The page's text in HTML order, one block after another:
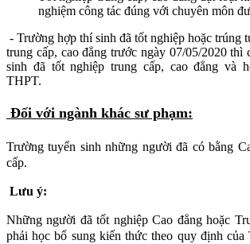
nghiệm công tác đúng với chuyên môn
- Trường hợp thí sinh đã tốt nghiệp hoặc trúng
trung cấp, cao đẳng trước ngày 07/05/2020 thì
sinh đã tốt nghiệp trung cấp, cao đẳng và
THPT.
Đối với ngành khác sư phạm:
Trường tuyển sinh những người đã có bằng
cấp.
Lưu ý:
Những người đã tốt nghiệp Cao đẳng hoặc
phải học bổ sung kiến thức theo quy định